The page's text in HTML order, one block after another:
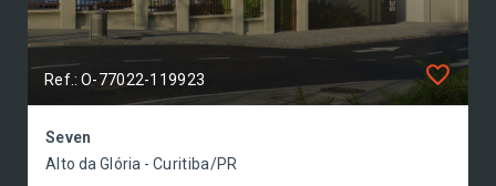
Ref.: O-77022-119923
Seven
Alto da Glória - Curitiba/PR